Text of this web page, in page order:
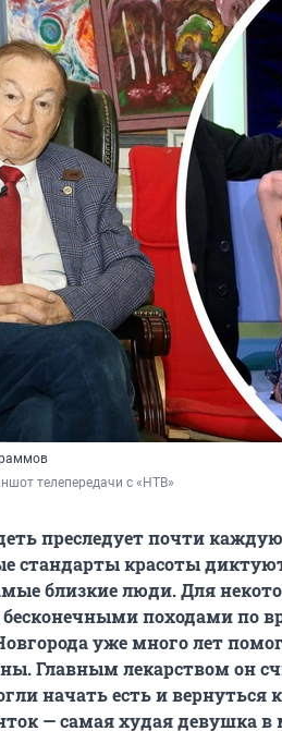
телепередачи с «НТВ»
преследует почти
стандарты красоты
близкие люди. Для
бесконечными походами по
уже много лет
Главным лекарством он
начать есть и
— самая худая девушка в